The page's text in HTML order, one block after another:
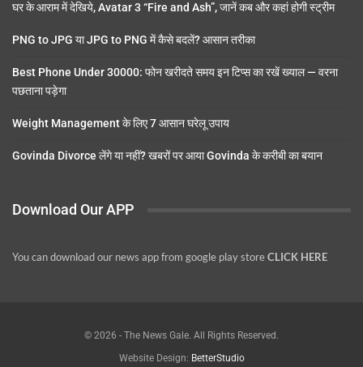
घर के आराम में देखिये, Avatar 3 “Fire and Ash”, जानें कब और कहां होगी स्ट्रीम
PNG to JPG या JPG to PNG में कैसे बदलें? आसान तरीका
Best Phone Under 30000: फोन खरीदते समय इन टिप्स का रखें ख्याल — वरना
पछताना पड़ेगा
Weight Management के लिए 7 आसान घरेलू उपाय
Govinda Divorce लेंगे या नहीं? खबरों पर आया Govinda के करीबी का बयान
Download Our APP
You can download our news app from google play storeCLICK HERE
© 2026 - The News Gale. All Rights Reserved.
Website Design: BetterStudio